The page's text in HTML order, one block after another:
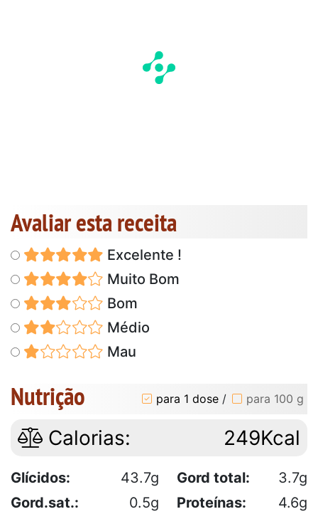
Avaliar esta receita
Excelente !
Muito Bom
Bom
Médio
Mau
Nutrição para 1 dose / para 100 g
Calorias: 249Kcal
Glícidos: 43.7g Gord total:
3.7g
Gord.sat.:
0.5g Proteínas:
4.6g